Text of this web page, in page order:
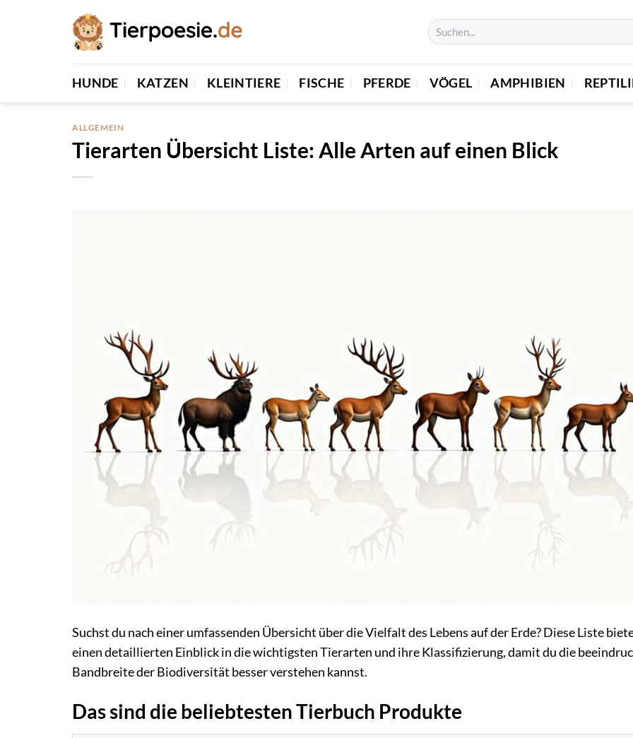
HUNDE KATZEN KLEINTIERE FISCHE PFERDE VÖGEL AMPHIBIEN
ALLGEMEIN
Tierarten Übersicht Liste: Alle Arten auf einen Blick
Suchst du nach einer umfassenden Übersicht über die Vielfalt des Lebens auf der Erde? Diese Liste
einen detaillierten Einblick in die wichtigsten Tierarten und ihre Klassifizierung, damit du die
Bandbreite der Biodiversität besser verstehen kannst.
Das sind die beliebtesten Tierbuch Produkte